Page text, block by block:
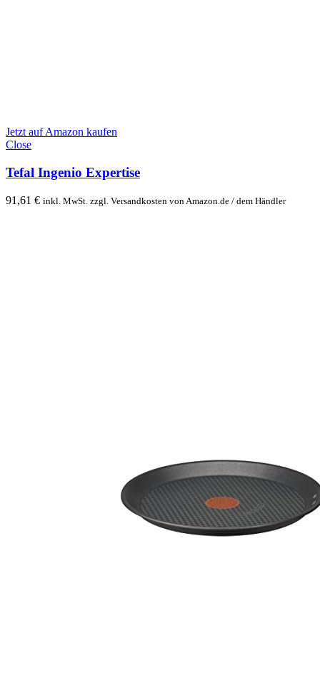
Jetzt auf Amazon kaufen
Close
Tefal Ingenio Expertise
91,61 € inkl. MwSt. zzgl. Versandkosten von Amazon.de / dem Händler